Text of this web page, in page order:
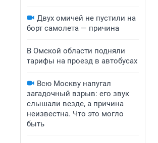
Двух омичей не пустили на
борт самолета — причина
В Омской области подняли
тарифы на проезд в автобусах
Всю Москву напугал
загадочный взрыв: его звук
слышали везде, а причина
неизвестна. Что это могло
быть